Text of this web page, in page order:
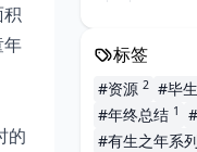
年
的
标签
#资源 2 #毕
#年终总结 1
#有生之年系列